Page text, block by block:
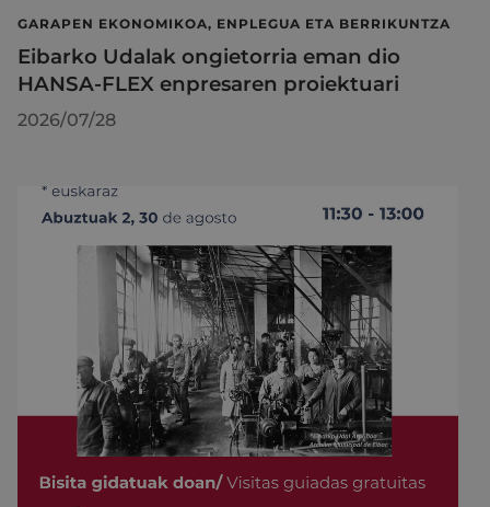
GARAPEN EKONOMIKOA, ENPLEGUA ETA BERRIKUNTZA
Eibarko Udalak ongietorria eman dio
HANSA-FLEX enpresaren proiektuari
2026/07/28